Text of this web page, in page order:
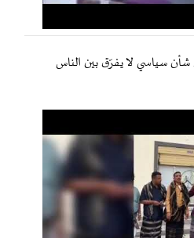
شأن سياسي لا يفرّق بين الناس